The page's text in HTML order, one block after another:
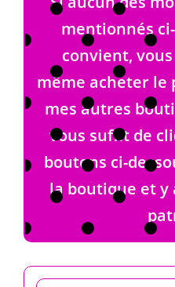
mentionnés
convient,
même acheter le
mes autres
vous suffit de
boutons ci-
la boutique et y